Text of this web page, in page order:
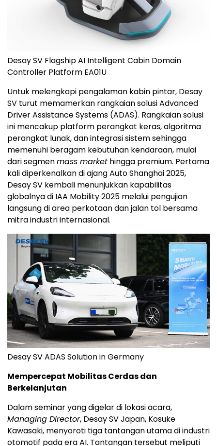
Desay SV Flagship AI Intelligent Cabin Domain
Controller Platform EA01U
Untuk melengkapi pengalaman kabin pintar, Desay
SV turut memamerkan rangkaian solusi Advanced
Driver Assistance Systems (ADAS). Rangkaian solusi
ini mencakup platform perangkat keras, algoritma
perangkat lunak, dan integrasi sistem sehingga
memenuhi beragam kebutuhan kendaraan, mulai
dari segmenmass market hingga premium. Pertama
kali diperkenalkan di ajang Auto Shanghai 2025,
Desay SV kembali menunjukkan kapabilitas
globalnya di IAA Mobility 2025 melalui pengujian
langsung di area perkotaan dan jalan tol bersama
mitra industri internasional.
Desay SV ADAS Solution in Germany
Mempercepat Mobilitas Cerdas dan
Berkelanjutan
Dalam seminar yang digelar di lokasi acara,
Managing Director, Desay SV Japan, Kosuke
Kawasaki, menyoroti tiga tantangan utama di industri
otomotif pada era AI. Tantangan tersebut meliputi